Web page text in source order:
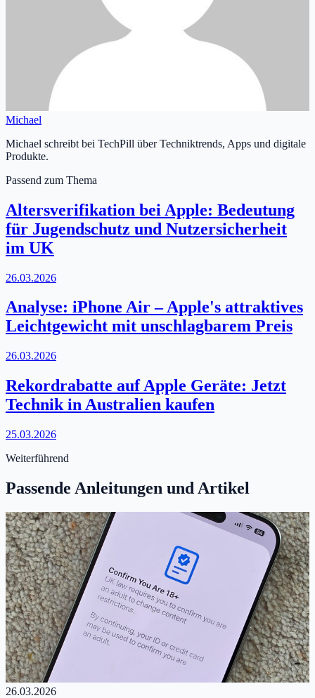
Michael
Michael schreibt bei TechPill über Techniktrends, Apps und digitale
Produkte.
Passend zum Thema
Altersverifikation bei Apple: Bedeutung
für Jugendschutz und Nutzersicherheit
im UK
26.03.2026
Analyse: iPhone Air – Apple's attraktives
Leichtgewicht mit unschlagbarem Preis
26.03.2026
Rekordrabatte auf Apple Geräte: Jetzt
Technik in Australien kaufen
25.03.2026
Weiterführend
Passende Anleitungen und Artikel
26.03.2026